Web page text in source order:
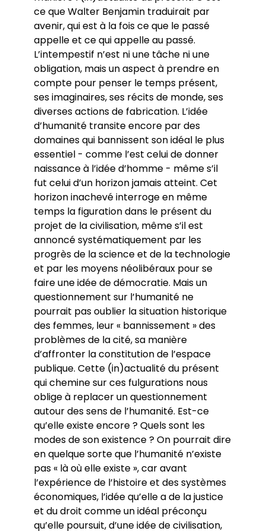
ce que Walter Benjamin traduirait par
avenir, qui est à la fois ce que le passé
appelle et ce qui appelle au passé.
L’intempestif n’est ni une tâche ni une
obligation, mais un aspect à prendre en
compte pour penser le temps présent,
ses imaginaires, ses récits de monde, ses
diverses actions de fabrication. L’idée
d’humanité transite encore par des
domaines qui bannissent son idéal le plus
essentiel - comme l’est celui de donner
naissance à l’idée d’homme - même s’il
fut celui d’un horizon jamais atteint. Cet
horizon inachevé interroge en même
temps la figuration dans le présent du
projet de la civilisation, même s’il est
annoncé systématiquement par les
progrès de la science et de la technologie
et par les moyens néolibéraux pour se
faire une idée de démocratie. Mais un
questionnement sur l’humanité ne
pourrait pas oublier la situation historique
des femmes, leur « bannissement » des
problèmes de la cité, sa manière
d’affronter la constitution de l’espace
publique. Cette (in)actualité du présent
qui chemine sur ces fulgurations nous
oblige à replacer un questionnement
autour des sens de l’humanité. Est-ce
qu’elle existe encore ? Quels sont les
modes de son existence ? On pourrait dire
en quelque sorte que l’humanité n’existe
pas « là où elle existe », car avant
l’expérience de l’histoire et des systèmes
économiques, l’idée qu’elle a de la justice
et du droit comme un idéal préconçu
qu’elle poursuit, d’une idée de civilisation,